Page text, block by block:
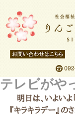
テレビがや
明日は、いよいよ
『キラキラデー』